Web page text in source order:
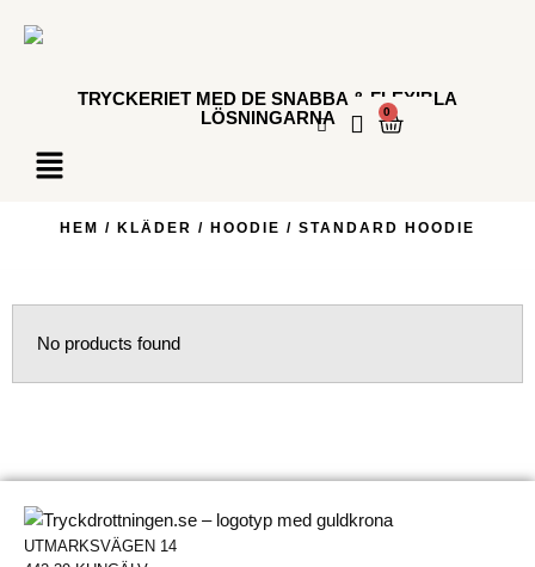
TRYCKERIET MED DE SNABBA & FLEXIBLA
LÖSNINGARNA
0
HEM / KLÄDER / HOODIE / STANDARD HOODIE
No products found
UTMARKSVÄGEN 14